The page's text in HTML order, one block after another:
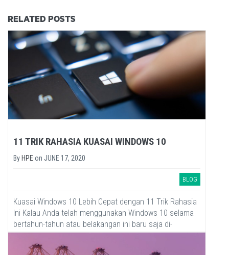
RELATED POSTS
11 TRIK RAHASIA KUASAI WINDOWS 10
By HPE on JUNE 17, 2020
BLOG
Kuasai Windows 10 Lebih Cepat dengan 11 Trik Rahasia
Ini Kalau Anda telah menggunakan Windows 10 selama
bertahun-tahun atau belakangan ini baru saja di-
upgrade, ada...